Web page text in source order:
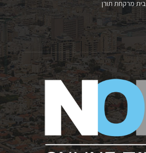
בית מרקחת תורן